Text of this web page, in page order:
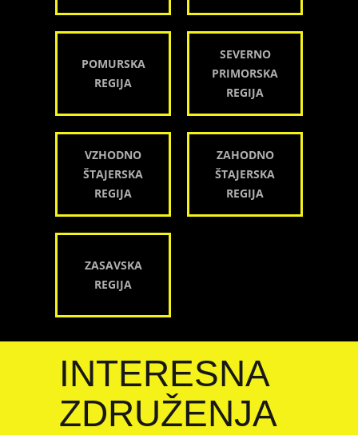
POMURSKA
REGIJA
SEVERNO
PRIMORSKA
REGIJA
VZHODNO
ŠTAJERSKA
REGIJA
ZAHODNO
ŠTAJERSKA
REGIJA
ZASAVSKA
REGIJA
INTERESNA
ZDRUŽENJA